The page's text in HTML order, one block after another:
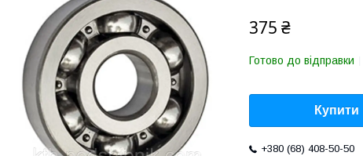
375 ₴
Готово до відправки
Купити
+380 (68) 408-50-50